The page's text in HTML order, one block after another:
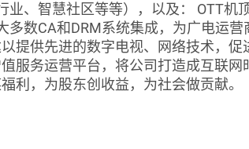
、智慧社区等等），以及： OTT机顶
数CA和DRM系统集成，为广电运营
提供先进的数字电视、网络技术，促
服务运营平台，将公司打造成互联网
利，为股东创收益，为社会做贡献。